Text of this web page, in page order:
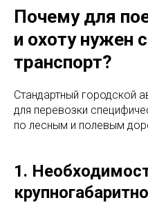
Почему для
и охоту нужен
транспорт?
Стандартный городской
для перевозки
по лесным и полевым
1.